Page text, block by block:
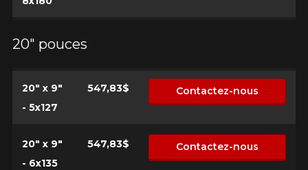
20" pouces
20" x 9"
- 5x127
547,83$ Contactez-nous
20" x 9"
- 6x135
547,83$ Contactez-nous